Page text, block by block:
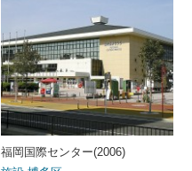
福岡国際センター(2006)